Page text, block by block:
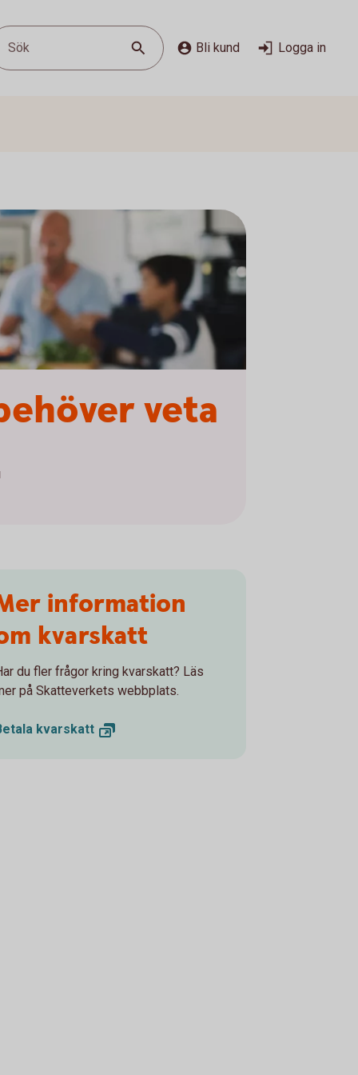
Sök Bli kund Logga in
veta
information
kvarskatt
du fler frågor kring kvarskatt? Läs
på Skatteverkets webbplats.
kvarskatt